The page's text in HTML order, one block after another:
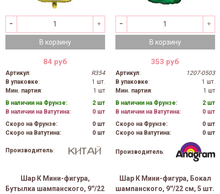
В корзину
84 руб
Артикул:
R354
В упаковке:
1 шт.
Мин. партия:
1 шт
В наличии на Фрунзе:
2 шт
В наличии на Ватутина:
0 шт
Скоро на Фрунзе:
0 шт
Скоро на Ватутина:
0 шт
Производитель:
В корзину
353 руб
Артикул:
1207-0503
В упаковке:
1 шт.
Мин. партия:
1 шт
В наличии на Фрунзе:
2 шт
В наличии на Ватутина:
0 шт
Скоро на Фрунзе:
0 шт
Скоро на Ватутина:
0 шт
Производитель:
Шар К Мини-фигура,
Бутылка шампанского, 9''/22
Шар К Мини-фигура, Бокал
шампанского, 9''/22 см, 5 шт.